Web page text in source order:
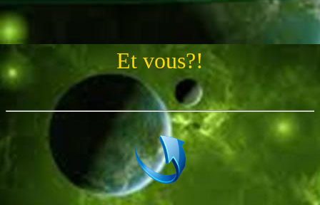
Et vous?!